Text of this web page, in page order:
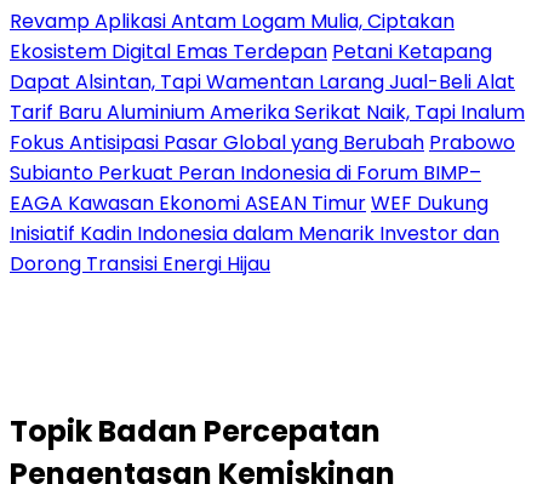
Revamp Aplikasi Antam Logam Mulia, Ciptakan
Ekosistem Digital Emas Terdepan Petani Ketapang
Dapat Alsintan, Tapi Wamentan Larang Jual-Beli Alat
Tarif Baru Aluminium Amerika Serikat Naik, Tapi Inalum
Fokus Antisipasi Pasar Global yang Berubah Prabowo
Subianto Perkuat Peran Indonesia di Forum BIMP–
EAGA Kawasan Ekonomi ASEAN TimurWEF Dukung
Inisiatif Kadin Indonesia dalam Menarik Investor dan
Dorong Transisi Energi Hijau
TopikBadan Percepatan
Pengentasan Kemiskinan